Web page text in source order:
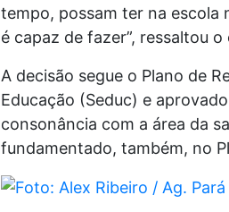
tempo, possam ter na escola
é capaz de fazer”, ressaltou
A decisão segue o Plano de
Educação (Seduc) e
consonância com a área da
fundamentado, também, no